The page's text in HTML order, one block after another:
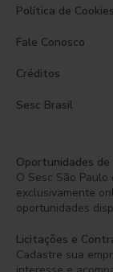
Política de Cookies
Fale Conosco
Créditos
Sesc Brasil
Oportunidades de
O Sesc São
exclusivamente
oportunidades
Licitações e
Cadastre sua